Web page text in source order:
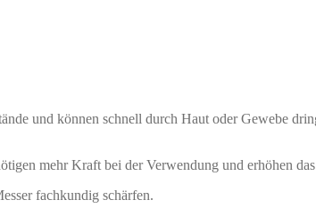
und können schnell durch Haut oder Gewebe
mehr Kraft bei der Verwendung und erhöhen
fachkundig schärfen.